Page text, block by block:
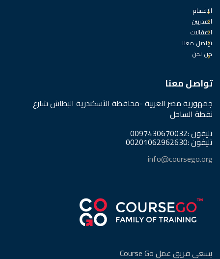
الاقسام
المدربين
المقالات
تواصل معنا
من نحن
تواصل معنا
جمهورية مصر العربية -محافظة الأسكندرية البطاش شارع
نقطة الساحل
تليفون :0097430670032
تليفون :00201062962630
info@coursego.org
يسعى فريق عمل Course Go